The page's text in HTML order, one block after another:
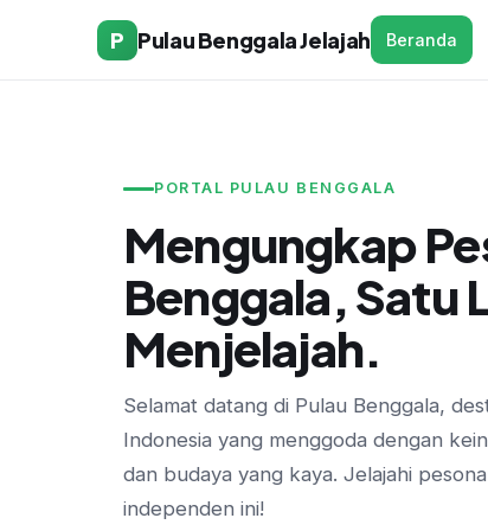
P Pulau Benggala Jelajah Beranda
PORTAL PULAU BENGGALA
Mengungkap
Benggala, Satu
Menjelajah.
Selamat datang di Pulau Benggala,
Indonesia yang menggoda dengan
dan budaya yang kaya. Jelajahi
independen ini!